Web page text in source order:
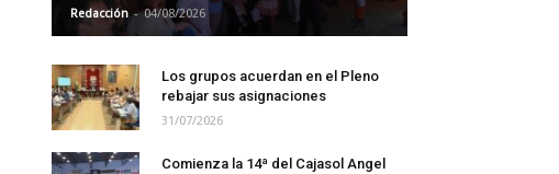
Redacción - 04/08/2026
Los grupos acuerdan en el Pleno
rebajar sus asignaciones
31/07/2026
Comienza la 14ª del Cajasol Angel